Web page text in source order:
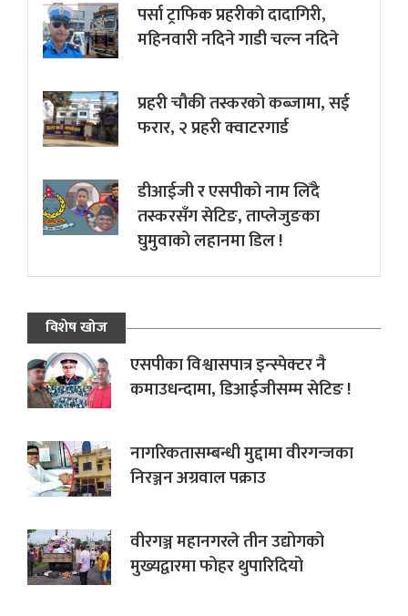
पर्सा ट्राफिक प्रहरीकाे दादागिरी,
महिनवारी नदिने गाडी चल्न नदिने
प्रहरी चौकी तस्करको कब्जामा, सई
फरार, २ प्रहरी क्वाटरगार्ड
डीआईजी र एसपीको नाम लिँदै
तस्करसँग सेटिङ, ताप्लेजुङका
घुमुवाको लहानमा डिल !
विशेष खोज
एसपीका विश्वासपात्र इन्स्पेक्टर नै
कमाउधन्दामा, डिआईजीसम्म सेटिङ !
नागरिकतासम्बन्धी मुद्दामा वीरगन्जका
निरञ्जन अग्रवाल पक्राउ
वीरगञ्ज महानगरले तीन उद्योगको
मुख्यद्वारमा फोहर थुपारिदियो